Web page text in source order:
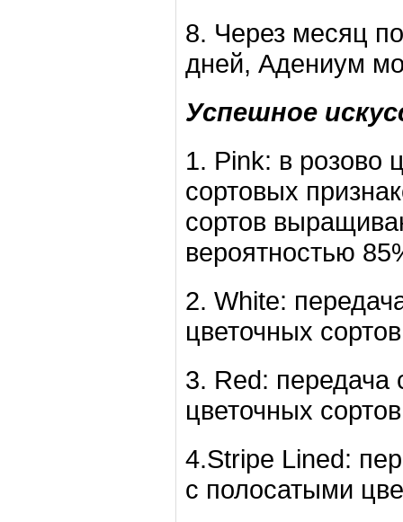
8. Через месяц
дней, Адениум
Успешное
1. Pink: в розово
сортовых
сортов
вероятностью
2. White:
цветочных
3. Red: передача
цветочных
4.Stripe Lined:
с полосатыми